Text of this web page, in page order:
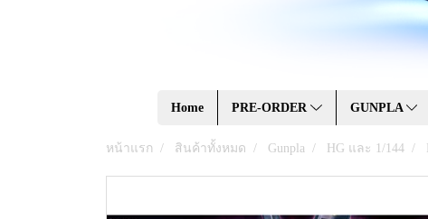
Home PRE-ORDER GUNPLA
หน้าแรก สินค้าทั้งหมด Gunpla HG และ 1/144